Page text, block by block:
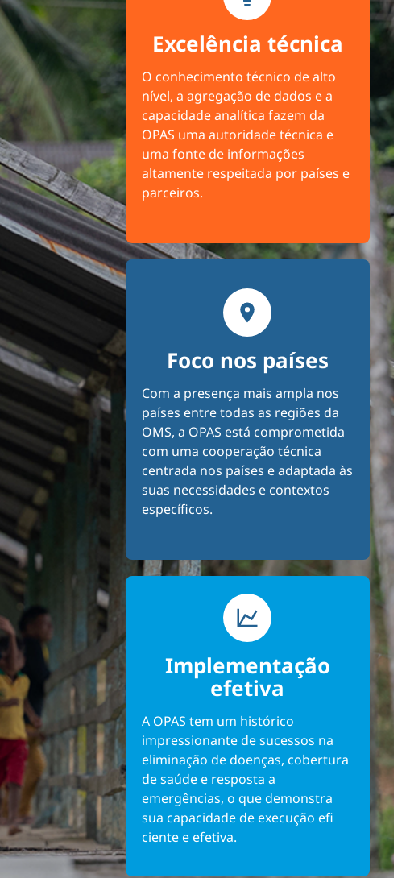
Excelência técnica
O conhecimento técnico de alto
nível, a agregação de dados e a
capacidade analítica fazem da
OPAS uma autoridade técnica e
uma fonte de informações
altamente respeitada por países e
parceiros.
Foco nos países
Com a presença mais ampla nos
países entre todas as regiões da
OMS, a OPAS está comprometida
com uma cooperação técnica
centrada nos países e adaptada às
suas necessidades e contextos
específicos.
Implementação
efetiva
A OPAS tem um histórico
impressionante de sucessos na
eliminação de doenças, cobertura
de saúde e resposta a
emergências, o que demonstra
sua capacidade de execução efi
ciente e efetiva.